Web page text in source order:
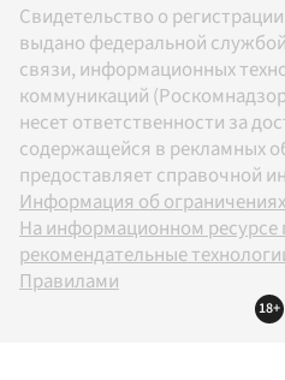
Свидетельство о
выдано федеральной
связи, информационных
коммуникаций
несет ответственности за
содержащейся в рекламных
предоставляет справочной
Информация об ограничениях
На информационном ресурсе
рекомендательные
Правилами
18+